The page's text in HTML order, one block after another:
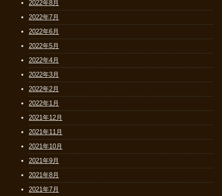
2022年8月
2022年7月
2022年6月
2022年5月
2022年4月
2022年3月
2022年2月
2022年1月
2021年12月
2021年11月
2021年10月
2021年9月
2021年8月
2021年7月